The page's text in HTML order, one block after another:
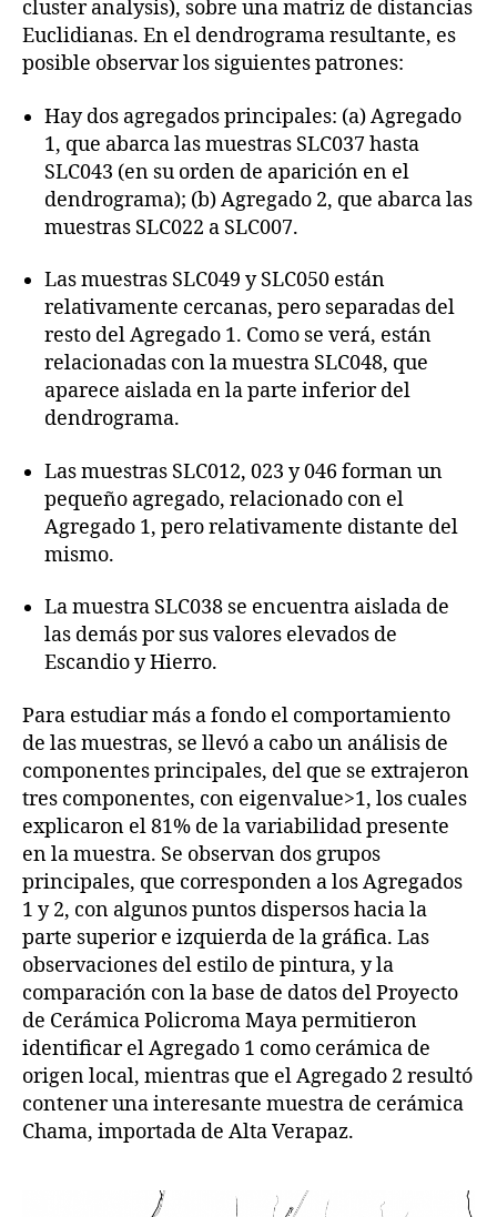
cluster analysis), sobre una matriz de distancias
Euclidianas. En el dendrograma resultante, es
posible observar los siguientes patrones:
Hay dos agregados principales: (a) Agregado
1, que abarca las muestras SLC037 hasta
SLC043 (en su orden de aparición en el
dendrograma); (b) Agregado 2, que abarca las
muestras SLC022 a SLC007.
Las muestras SLC049 y SLC050 están
relativamente cercanas, pero separadas del
resto del Agregado 1. Como se verá, están
relacionadas con la muestra SLC048, que
aparece aislada en la parte inferior del
dendrograma.
Las muestras SLC012, 023 y 046 forman un
pequeño agregado, relacionado con el
Agregado 1, pero relativamente distante del
mismo.
La muestra SLC038 se encuentra aislada de
las demás por sus valores elevados de
Escandio y Hierro.
Para estudiar más a fondo el comportamiento
de las muestras, se llevó a cabo un análisis de
componentes principales, del que se extrajeron
tres componentes, con eigenvalue>1, los cuales
explicaron el 81% de la variabilidad presente
en la muestra. Se observan dos grupos
principales, que corresponden a los Agregados
1 y 2, con algunos puntos dispersos hacia la
parte superior e izquierda de la gráfica. Las
observaciones del estilo de pintura, y la
comparación con la base de datos del Proyecto
de Cerámica Policroma Maya permitieron
identificar el Agregado 1 como cerámica de
origen local, mientras que el Agregado 2 resultó
contener una interesante muestra de cerámica
Chama, importada de Alta Verapaz.